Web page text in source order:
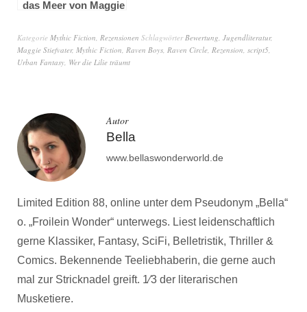
das Meer von Maggie
Kategorie Mythic Fiction Rezensionen Schlagwörter Bewertung Jugendliteratur,
Maggie Stiefvater, Mythic Fiction Raven Boys Raven Circle Rezension script5
Urban Fantasy Wer die Lilie träumt
Autor
Bella
www.bellaswonderworld.de
Limited Edition 88, online unter dem Pseudonym „Bella“
o. „Froilein Wonder“ unterwegs. Liest leidenschaftlich
gerne Klassiker, Fantasy, SciFi, Belletristik, Thriller &
Comics. Bekennende Teeliebhaberin, die gerne auch
mal zur Stricknadel greift. 1⁄3 der literarischen
Musketiere.